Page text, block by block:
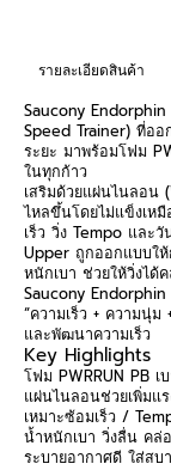
รายละเอียดสินค้า
Saucony Endorphin
Speed Trainer) ที่ออ
ระยะ มาพร้อมโฟม
ในทุกก้าว
เสริมด้วยแผ่นไนลอน
ไหลขึ้นโดยไม่แข็งเห
เร็ว วิ่ง Tempo และ
Upper ถูกออกแบบใ
หนักเบา ช่วยให้วิ่งได้
Saucony
“ความเร็ว + ความนุ่ม
และพัฒนาความเร็ว
Key Highlights
โฟม PWRRUN PB เ
แผ่นไนลอนช่วยเพิ่มแ
เหมาะซ้อมเร็ว /
น้ำหนักเบา วิ่งลื่น คล่
ระบายอากาศดี ใส่สบ